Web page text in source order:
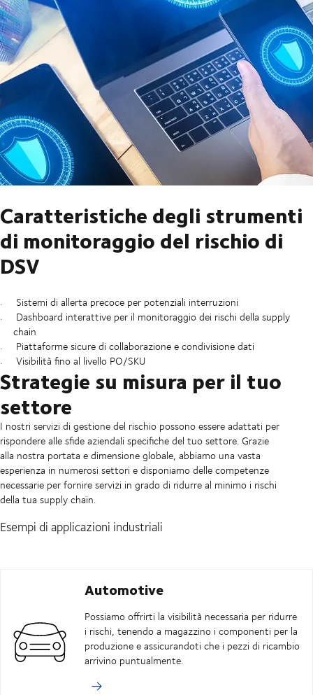
Caratteristiche degli strumenti
di monitoraggio del rischio di
DSV
Sistemi di allerta precoce per potenziali interruzioni
Dashboard interattive per il monitoraggio dei rischi della supply
chain
Piattaforme sicure di collaborazione e condivisione dati
Visibilità fino al livello PO/SKU
Strategie su misura per il tuo
settore
I nostri servizi di gestione del rischio possono essere adattati per
rispondere alle sfide aziendali specifiche del tuo settore. Grazie
alla nostra portata e dimensione globale, abbiamo una vasta
esperienza in numerosi settori e disponiamo delle competenze
necessarie per fornire servizi in grado di ridurre al minimo i rischi
della tua supply chain.
Esempi di applicazioni industriali
Automotive
Possiamo offrirti la visibilità necessaria per ridurre
i rischi, tenendo a magazzino i componenti per la
produzione e assicurandoti che i pezzi di ricambio
arrivino puntualmente.